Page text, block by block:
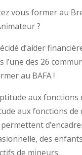
vous former au
?
d’aider
l’une des 26
au BAFA !
aux fonctions
aux fonctions de
des
de mineurs.